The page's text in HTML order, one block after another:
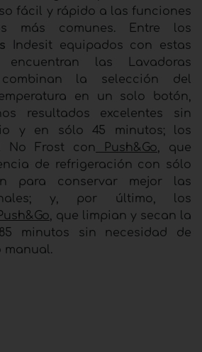
fácil y rápido a las funciones
más comunes. Entre los
Indesit equipados con estas
las Lavadoras
la selección del
en un solo botón,
resultados excelentes sin
y en sólo 45 minutos; los
No Frost con Push&Go, que
de refrigeración con sólo
para conservar mejor las
y, por último, los
, que limpian y secan la
minutos sin necesidad de
manual.